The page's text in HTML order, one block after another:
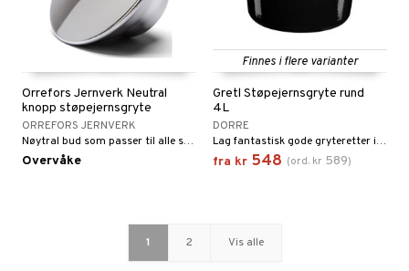
Orrefors Jernverk Neutral
knopp støpejernsgryte
ORREFORS JERNVERK
Nøytral bud som passer til alle støpejernsgryter fra Orrefors Jernverk.
Overvåke
Finnes i flere varianter
Gretl Støpejernsgryte rund
4L
DORRE
Lag fantastisk gode gryteretter i denne vakre og slitesterke emaljerte støpejernsgryten.
fra kr 548 (ord. kr 589)
1 2 Vis alle